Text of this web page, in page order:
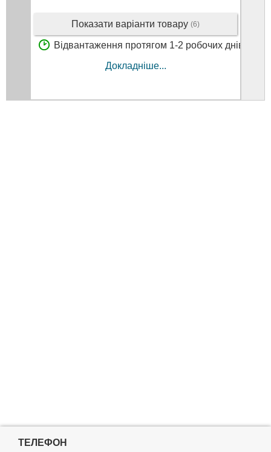
Показати варіанти товару (6)
Відвантаження протягом 1-2 робочих днів
Докладніше...
ТЕЛЕФОН